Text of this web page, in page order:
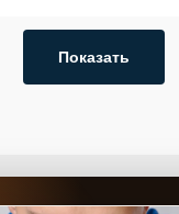
Показать